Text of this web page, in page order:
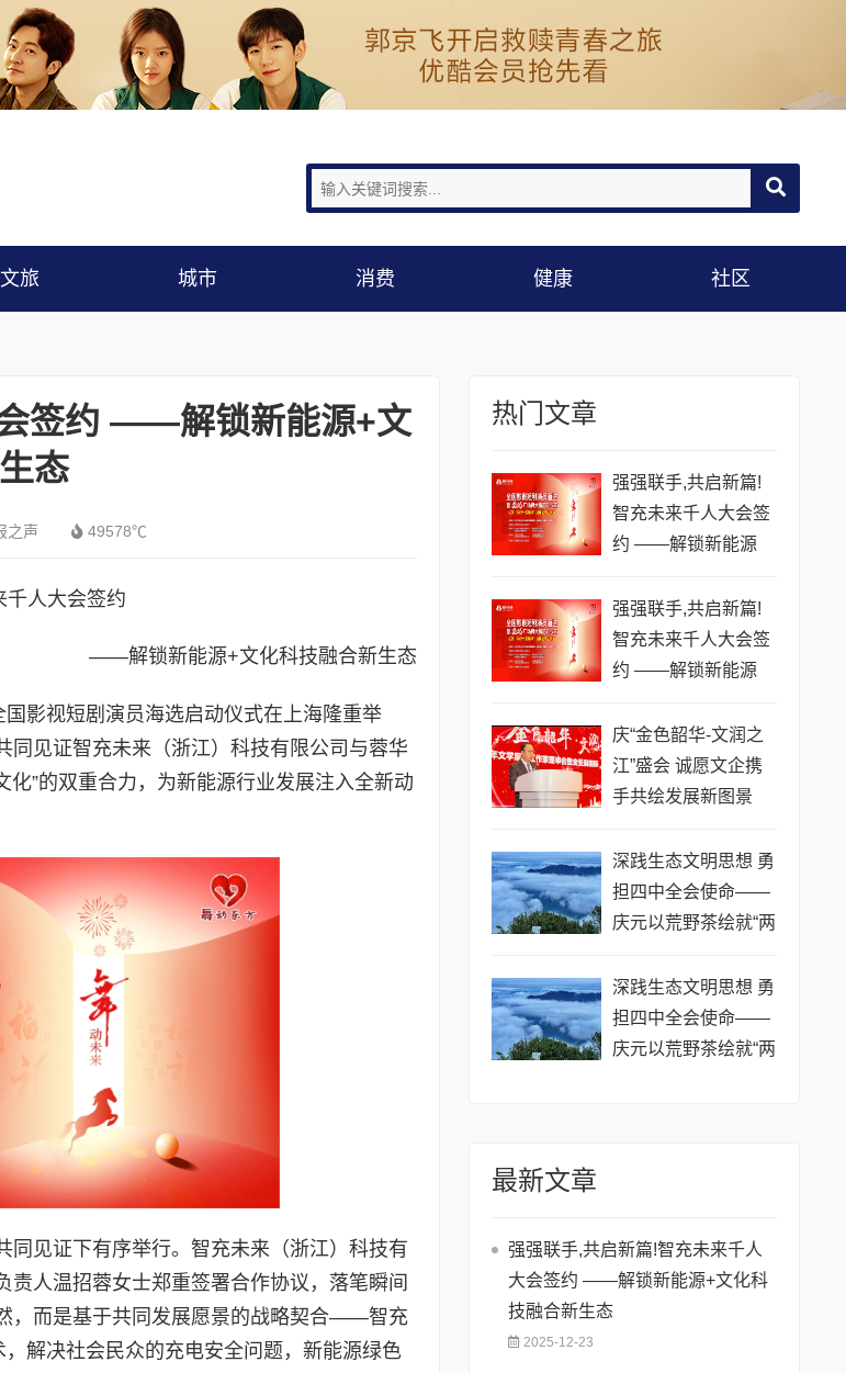
文旅 城市 消费 健康 社区
签约 ——解锁新能源+文
态
之声 49578℃
千人大会签约
——解锁新能源+文化科技融合新生态
影视短剧演员海选启动仪式在上海隆重举
见证智充未来（浙江）科技有限公司与蓉华
”的双重合力，为新能源行业发展注入全新动
见证下有序举行。智充未来（浙江）科技有
人温招蓉女士郑重签署合作协议，落笔瞬间
，而是基于共同发展愿景的战略契合——智充
解决社会民众的充电安全问题，新能源绿色
热门文章
强强联手,共启新篇!
智充未来千人大会签
约 ——解锁新能源
态
强强联手,共启新篇!
智充未来千人大会签
约 ——解锁新能源
态
庆“金色韶华-文润之
江”盛会 诚愿文企携
手共绘发展新图景
深践生态文明思想 勇
担四中全会使命——
庆元以荒野茶绘就“两
深践生态文明思想 勇
担四中全会使命——
庆元以荒野茶绘就“两
最新文章
强强联手,共启新篇!智充未来千人
大会签约 ——解锁新能源+文化科
技融合新生态
2025-12-23